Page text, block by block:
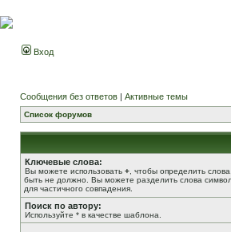
Вход
Сообщения без ответов | Активные темы
Список форумов
Ключевые слова:
Вы можете использовать + , чтобы определить
быть не должно. Вы можете разделить слова
для частичного совпадения.
Поиск по автору:
Используйте * в качестве шаблона.